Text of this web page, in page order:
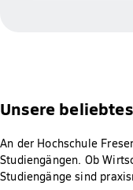
Unsere
An der Hochschule
Studiengängen. Ob
Studiengänge sind